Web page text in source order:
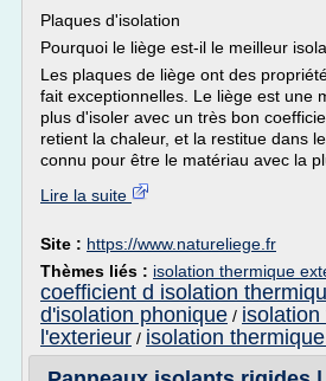
Plaques d'isolation
Pourquoi le liège est-il le meilleur
Les plaques de liège ont des
fait exceptionnelles. Le liège est une
plus d'isoler avec un très bon
retient la chaleur, et la restitue dans
connu pour être le matériau avec la
Lire la suite
Site : https://www.natureliege.fr
Thèmes liés : isolation thermique
coefficient d isolation
d'isolation phonique /
l'exterieur / isolation